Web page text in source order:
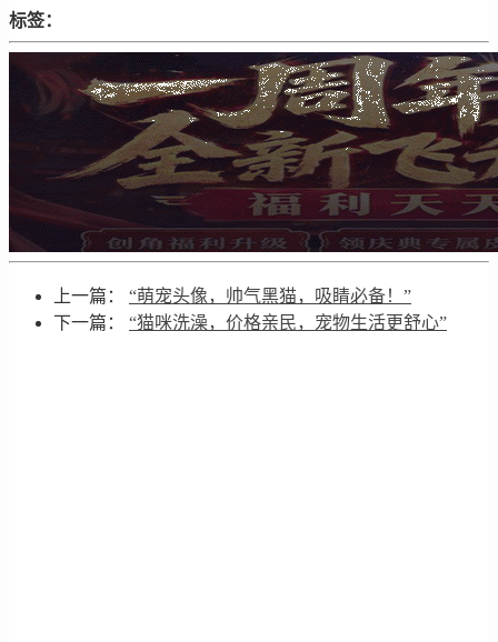
标签：
上一篇： “萌宠头像，帅气黑猫，吸睛必备！”
下一篇： “猫咪洗澡，价格亲民，宠物生活更舒心”